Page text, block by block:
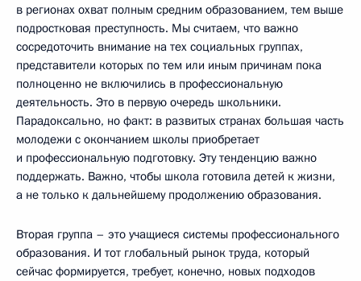
в регионах охват полным средним образованием, тем выше
подростковая преступность. Мы считаем, что важно
сосредоточить внимание на тех социальных группах,
представители которых по тем или иным причинам пока
полноценно не включились в профессиональную
деятельность. Это в первую очередь школьники.
Парадоксально, но факт: в развитых странах большая часть
молодежи с окончанием школы приобретает
и профессиональную подготовку. Эту тенденцию важно
поддержать. Важно, чтобы школа готовила детей к жизни,
а не только к дальнейшему продолжению образования.
Вторая группа – это учащиеся системы профессионального
образования. И тот глобальный рынок труда, который
сейчас формируется, требует, конечно, новых подходов